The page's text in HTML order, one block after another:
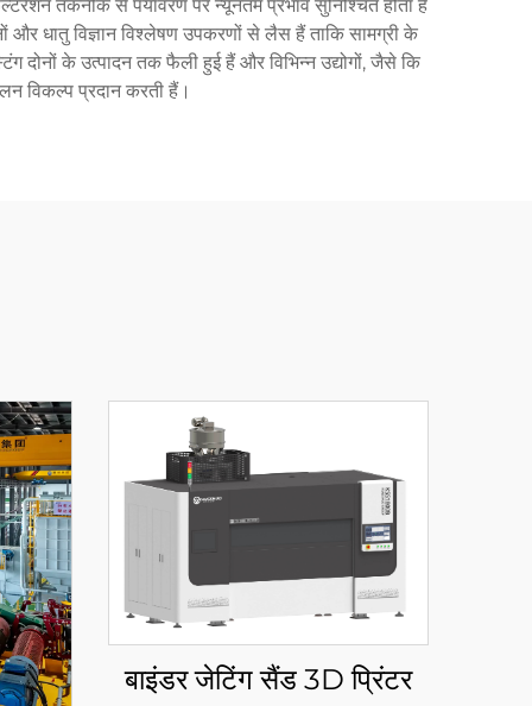
तकनीक से पर्यावरण पर न्यूनतम प्रभाव सुनिश्चित होता है
और धातु विज्ञान विश्लेषण उपकरणों से लैस हैं ताकि सामग्री के
दोनों के उत्पादन तक फैली हुई हैं और विभिन्न उद्योगों, जैसे कि
विकल्प प्रदान करती हैं।
बाइंडर जेटिंग सैंड 3D प्रिंटर